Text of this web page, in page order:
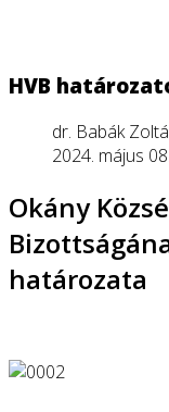
HVB
dr. Babák
2024. május 08.
Okány
határozata